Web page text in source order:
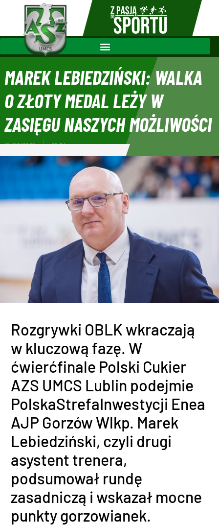
MAREK LEBIEDZIŃSKI: WALKA
O ZŁOTY MEDAL LEŻY W
ZASIĘGU NASZYCH MOŻLIWOŚCI
12/03/2025 22:54
Rozgrywki OBLK wkraczają
w kluczową fazę. W
ćwierćfinale Polski Cukier
AZS UMCS Lublin podejmie
PolskaStrefaInwestycji Enea
AJP Gorzów Wlkp. Marek
Lebiedziński, czyli drugi
asystent trenera,
podsumował rundę
zasadniczą i wskazał mocne
punkty gorzowianek.